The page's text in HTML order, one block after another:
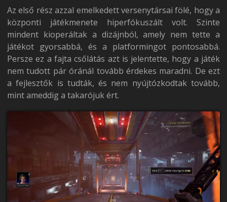
Az első rész azzal emelkedett versenytársai fölé, hogy a
központi játékmenete hiperfókuszált volt. Szinte
mindent kioperáltak a dizájnból, amely nem tette a
játékot gyorsabbá, és a platformingot pontosabbá.
Persze ez a fajta csőlátás azt is jelentette, hogy a játék
nem tudott pár óránál tovább érdekes maradni. De ezt
a fejlesztők is tudták, és nem nyújtózkodtak tovább,
mint ameddig a takarójuk ért.